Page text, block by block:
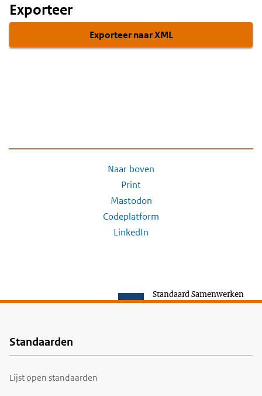
Exporteer
Exporteer naar XML
Naar boven
Print
Mastodon
Codeplatform
LinkedIn
Standaard Samenwerken
Voet
Standaarden
Lijst open standaarden